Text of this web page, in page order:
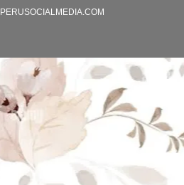
PERUSOCIALMEDIA.COM